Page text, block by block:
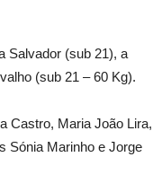
Salvador (sub 21), a
(sub 21 – 60 Kg).
Castro, Maria João Lira,
Sónia Marinho e Jorge